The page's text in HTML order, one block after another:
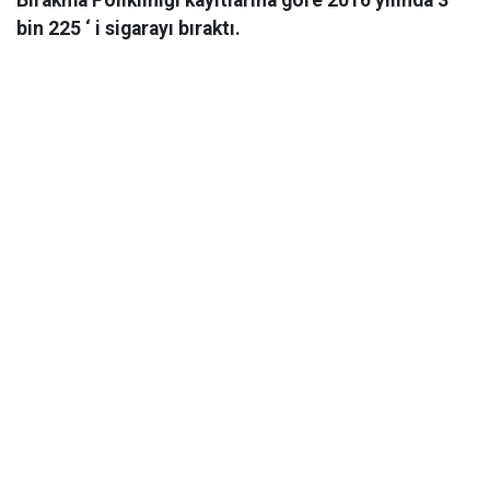
bin 225 ‘ i sigarayı bıraktı.